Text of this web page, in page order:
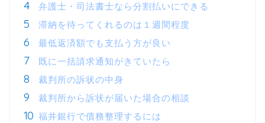
弁護士・司法書士なら分割払いにできる
滞納を待ってくれるのは１週間程度
最低返済額でも支払う方が良い
既に一括請求通知がきていたら
裁判所の訴状の中身
裁判所から訴状が届いた場合の相談
福井銀行で債務整理するには